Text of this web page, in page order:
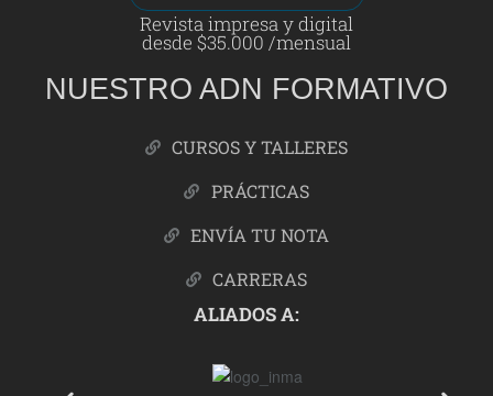
Revista impresa y digital
desde $35.000 /mensual
NUESTRO ADN FORMATIVO
CURSOS Y TALLERES
PRÁCTICAS
ENVÍA TU NOTA
CARRERAS
ALIADOS A: